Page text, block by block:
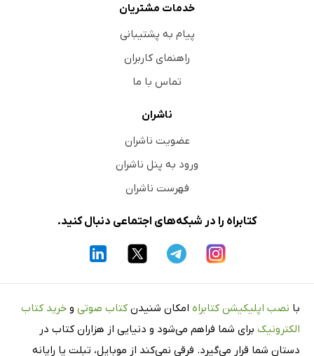
خدمات مشتریان
پیام به پشتیبانی
راهنمای کاربران
تماس با ما
ناشران
عضویت ناشران
ورود به پنل ناشران
فهرست ناشران
کتابراه را در شبکه‌های اجتماعی دنبال کنید.
با نصب اپلیکیشن کتابراه امکان شنیدن کتاب صوتی و خرید کتاب
الکترونیک برای شما فراهم می‌شود و دنیایی از هزاران کتاب در
دستان شما قرار می‌گیرد. فرقی نمی‌کند از موبایل، تبلت یا رایانه